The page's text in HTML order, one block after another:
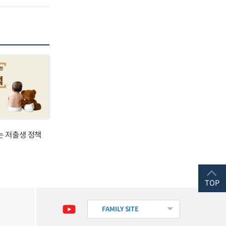
저출생 정책
FAMILY SITE
TOP